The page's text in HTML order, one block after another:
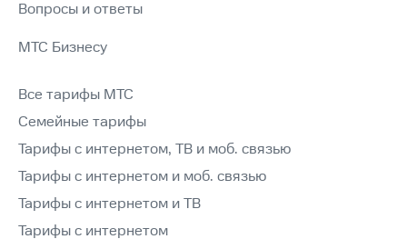
Вопросы и ответы
МТС Бизнесу
Все тарифы МТС
Семейные тарифы
Тарифы с интернетом, ТВ и моб. связью
Тарифы с интернетом и моб. связью
Тарифы с интернетом и ТВ
Тарифы с интернетом